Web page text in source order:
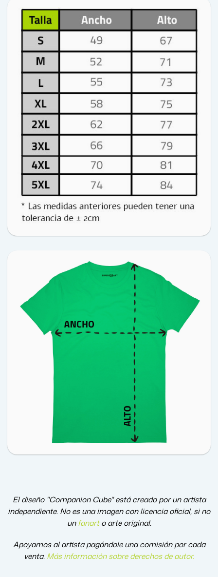
El diseño "Companion Cube" está creado por un artista
independiente. No es una imagen con licencia oficial, si no
unfanart o arte original.
Apoyamos al artista pagándole una comisión por cada
venta. Más información sobre derechos de autor.